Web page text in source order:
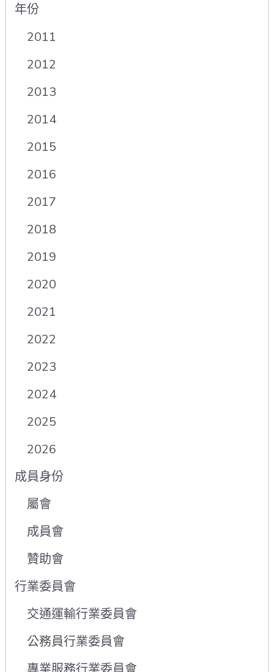
年份
2011
2012
2013
2014
2015
2016
2017
2018
2019
2020
2021
2022
2023
2024
2025
2026
成員身份
屬會
成員會
贊助會
行業委員會
交通運輸行業委員會
公務員行業委員會